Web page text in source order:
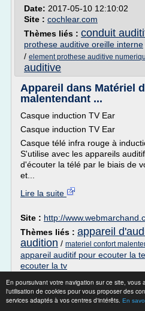
En poursuivant votre navigation sur ce site, vous
l'utilisation de cookies pour vous proposer des
services adaptés à vos centres d'intérêts. En
Date: 2017-05-10 12:10:02
Site : cochlear.com
Thèmes liés : conduit
prothese auditive oreille interne
/ element prothese auditive
auditive
Appareil dans Matériel
malentendant ...
Casque induction TV Ear
Casque induction TV Ear
Casque télé infra rouge à
S'utilise avec les appareils
d'écouter la télé par le biais de
et...
Lire la suite
Site : http://
Thèmes liés : appareil
audition / materiel confort
appareil auditif pour ecouter la
ecouter la tv
PHONAK AUDEO V90
appareil-auditif.com